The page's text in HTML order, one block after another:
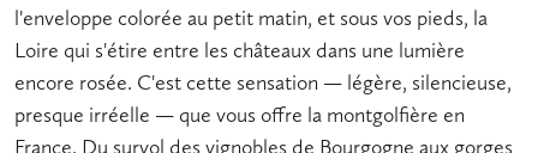
l'enveloppe colorée au petit matin, et sous vos pieds, la
Loire qui s'étire entre les châteaux dans une lumière
encore rosée. C'est cette sensation — légère, silencieuse,
presque irréelle — que vous offre la montgolfière en
France. Du survol des vignobles de Bourgogne aux gorges